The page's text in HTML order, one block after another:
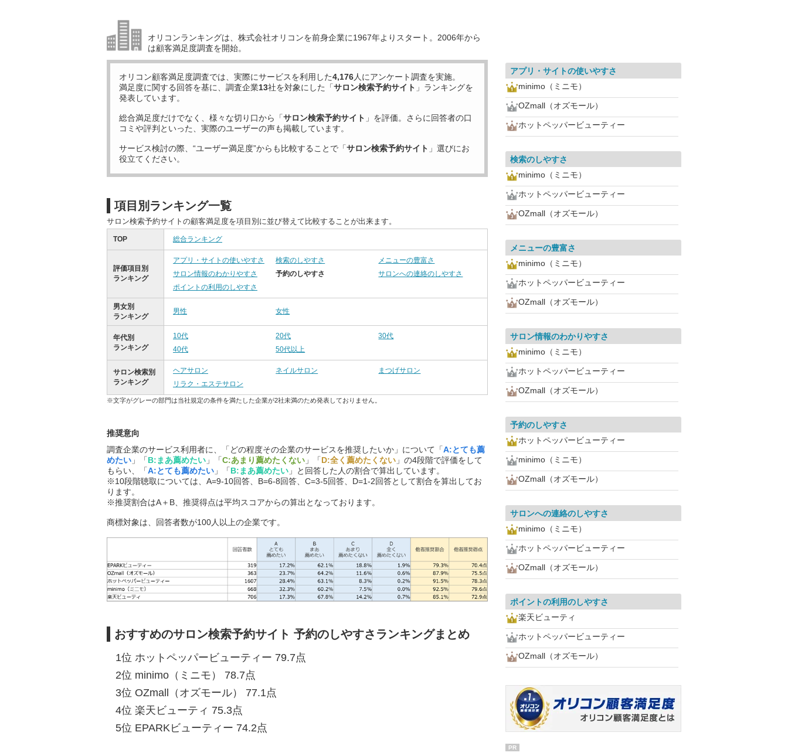
オリコンランキングは、株式会社オリコンを前身企業に1967年よりスタート。2006年から
は顧客満足度調査を開始。
オリコン顧客満足度調査では、実際にサービスを利用した4,176人にアンケート調査を実施。
満足度に関する回答を基に、調査企業13社を対象にした「サロン検索予約サイト 」ランキングを
発表しています。
総合満足度だけでなく、様々な切り口から「サロン検索予約サイト 」を評価。さらに回答者の口
コミや評判といった、実際のユーザーの声も掲載しています。
サービス検討の際、“ユーザー満足度”からも比較することで「サロン検索予約サイト 」選びにお
役立てください。
項目別ランキング一覧
サロン検索予約サイトの顧客満足度を項目別に並び替えて比較することが出来ます。
TOP 総合ランキング
評価項目別
ランキング
アプリ・サイトの使いやすさ 検索のしやすさ
メニューの豊富さ
サロン情報のわかりやすさ
予約のしやすさ
サロンへの連絡のしやすさ
ポイントの利用のしやすさ
男女別
ランキング
男性 女性
年代別
ランキング
10代 20代
30代
40代
50代以上
サロン検索別
ランキング
ヘアサロン ネイルサロン
まつげサロン
リラク・エステサロン
※文字がグレーの部門は当社規定の条件を満たした企業が2社未満のため発表しておりません。
推奨意向
調査企業のサービス利用者に、「どの程度その企業のサービスを推奨したいか」について「A:とても薦
めたい 」「B:まあ薦めたい 」「C:あまり薦めたくない 」「D:全く薦めたくない 」の4段階で評価をして
もらい、「A:とても薦めたい 」「B:まあ薦めたい 」と回答した人の割合で算出しています。
※10段階聴取については、A=9-10回答、B=6-8回答、C=3-5回答、D=1-2回答として割合を算出してお
ります。
※推奨割合はA＋B、推奨得点は平均スコアからの算出となっております。
商標対象は、回答者数が100人以上の企業です。
おすすめのサロン検索予約サイト 予約のしやすさランキングまとめ
1位 ホットペッパービューティー 79.7点
2位 minimo（ミニモ） 78.7点
3位 OZmall（オズモール） 77.1点
4位 楽天ビューティ 75.3点
5位 EPARKビューティー 74.2点
アプリ・サイトの使いやすさ
minimo（ミニモ）
OZmall（オズモール）
ホットペッパービューティー
検索のしやすさ
minimo（ミニモ）
ホットペッパービューティー
OZmall（オズモール）
メニューの豊富さ
minimo（ミニモ）
ホットペッパービューティー
OZmall（オズモール）
サロン情報のわかりやすさ
minimo（ミニモ）
ホットペッパービューティー
OZmall（オズモール）
予約のしやすさ
ホットペッパービューティー
minimo（ミニモ）
OZmall（オズモール）
サロンへの連絡のしやすさ
minimo（ミニモ）
ホットペッパービューティー
OZmall（オズモール）
ポイントの利用のしやすさ
楽天ビューティ
ホットペッパービューティー
OZmall（オズモール）
PR